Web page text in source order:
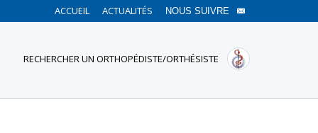
ACCUEIL ACTUALITÉS NOUS SUIVRE
RECHERCHER UN ORTHOPÉDISTE/ORTHÉSISTE